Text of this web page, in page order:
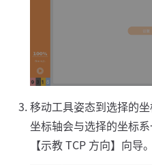
移动工具姿态到选择的
坐标轴会与选择的坐标
【示教 TCP 方向】向导。